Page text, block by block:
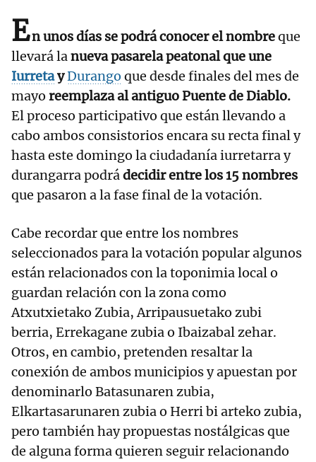
En unos días se podrá conocer el nombreque
llevará lanueva pasarela peatonal que une
IurretayDurango que desde finales del mes de
mayo reemplaza al antiguo Puente de Diablo.
El proceso participativo que están llevando a
cabo ambos consistorios encara su recta final y
hasta este domingo la ciudadanía iurretarra y
durangarra podrádecidir entre los 15 nombres
que pasaron a la fase final de la votación.
Cabe recordar que entre los nombres
seleccionados para la votación popular algunos
están relacionados con la toponimia local o
guardan relación con la zona como
Atxutxietako Zubia, Arripausuetako zubi
berria, Errekagane zubia o Ibaizabal zehar.
Otros, en cambio, pretenden resaltar la
conexión de ambos municipios y apuestan por
denominarlo Batasunaren zubia,
Elkartasarunaren zubia o Herri bi arteko zubia,
pero también hay propuestas nostálgicas que
de alguna forma quieren seguir relacionando